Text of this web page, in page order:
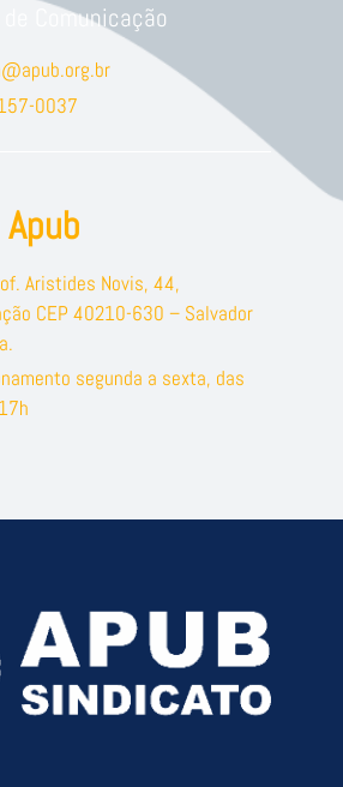
Comunicação
0037
Aristides Novis, 44,
CEP 40210-630 – Salvador
segunda a sexta, das